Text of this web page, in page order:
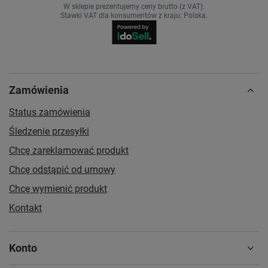
W sklepie prezentujemy ceny brutto (z VAT).
Stawki VAT dla konsumentów z kraju: Polska.
Zamówienia
Status zamówienia
Śledzenie przesyłki
Chcę zareklamować produkt
Chcę odstąpić od umowy
Chcę wymienić produkt
Kontakt
Konto